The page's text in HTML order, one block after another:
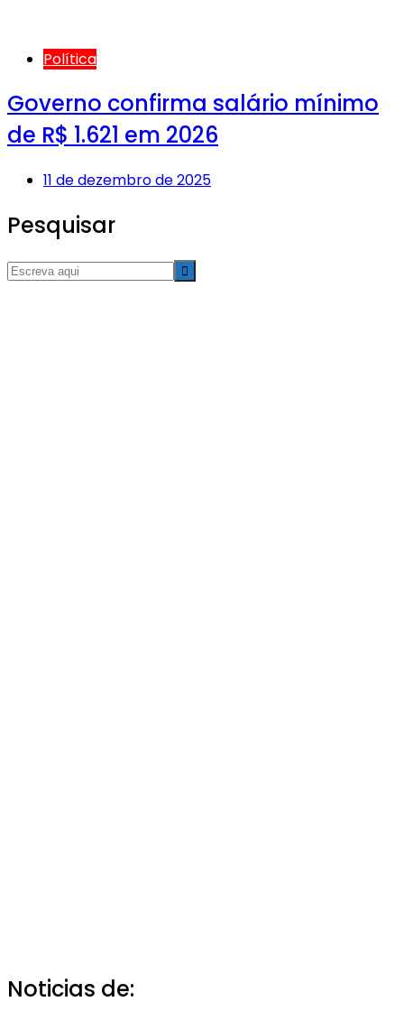
Política
Governo confirma salário mínimo
de R$ 1.621 em 2026
11 de dezembro de 2025
Pesquisar
Noticias de: